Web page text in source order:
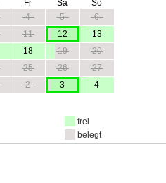
Fr Sa
So
4 5
6
11 12
13
18 19
20
25 26
27
2 3 4
frei
belegt